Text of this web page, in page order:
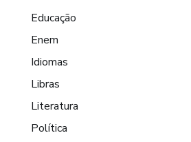
Educação
Enem
Idiomas
Libras
Literatura
Política